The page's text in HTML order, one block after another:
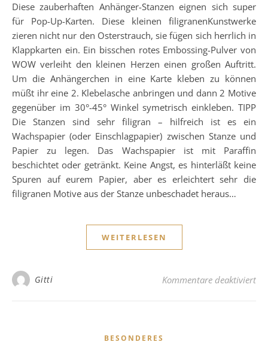
Diese zauberhaften Anhänger-Stanzen eignen sich super
für Pop-Up-Karten. Diese kleinen filigranenKunstwerke
zieren nicht nur den Osterstrauch, sie fügen sich herrlich in
Klappkarten ein. Ein bisschen rotes Embossing-Pulver von
WOW verleiht den kleinen Herzen einen großen Auftritt.
Um die Anhängerchen in eine Karte kleben zu können
müßt ihr eine 2. Klebelasche anbringen und dann 2 Motive
gegenüber im 30°-45° Winkel symetrisch einkleben. TIPP
Die Stanzen sind sehr filigran – hilfreich ist es ein
Wachspapier (oder Einschlagpapier) zwischen Stanze und
Papier zu legen. Das Wachspapier ist mit Paraffin
beschichtet oder getränkt. Keine Angst, es hinterläßt keine
Spuren auf eurem Papier, aber es erleichtert sehr die
filigranen Motive aus der Stanze unbeschadet heraus…
WEITERLESEN
Gitti Kommentare deaktiviertfür
BESONDERES